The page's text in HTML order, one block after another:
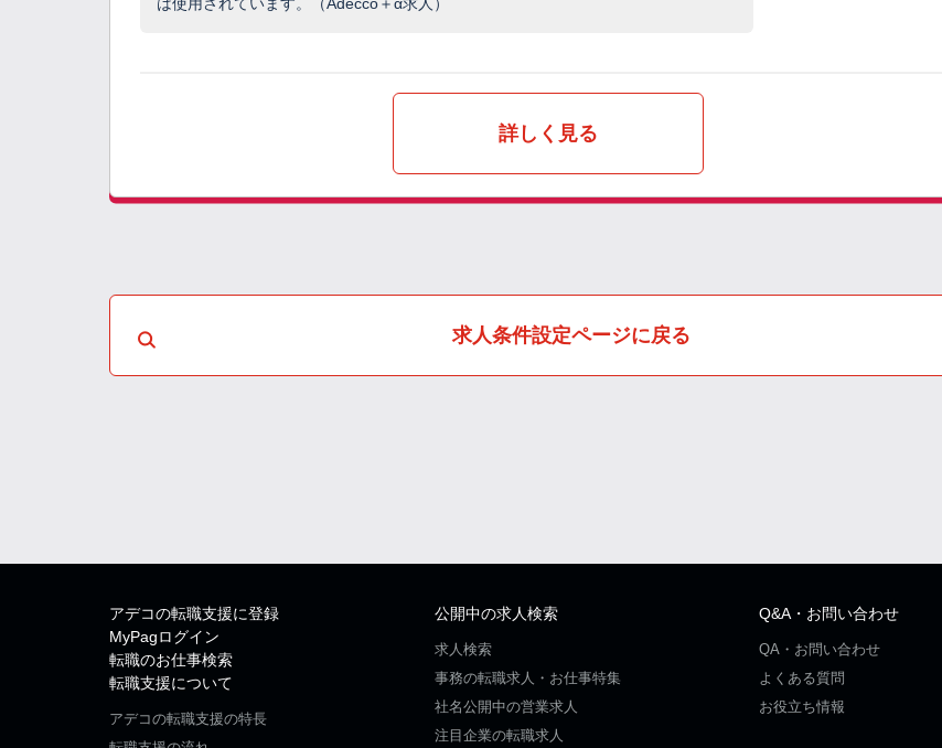
詳しく見る
求人条件設定ページに戻る
アデコの転職支援に登録
MyPagログイン
転職のお仕事検索
転職支援について
アデコの転職支援の特長
公開中の求人検索
求人検索
事務の転職求人・お仕事特集
社名公開中の営業求人
注目企業の転職求人
Q&A・お問い合わせ
QA・お問い合わせ
よくある質問
お役立ち情報